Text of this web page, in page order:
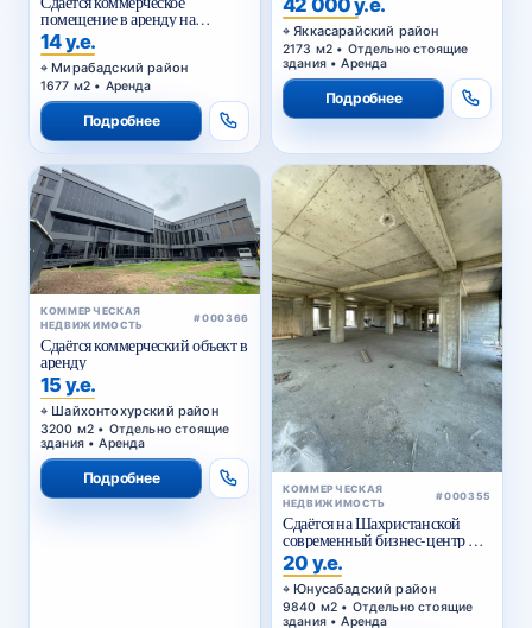
помещение в аренду на
Куйлюке
14 у.е.
Мирабадский район
1677 м2 • Аренда
Подробнее
Яккасарайский район
2173 м2 • Отдельно стоящие
здания • Аренда
Подробнее
КОММЕРЧЕСКАЯ
НЕДВИЖИМОСТЬ
#000366
Сдаётся коммерческий объект в
аренду
15 у.е.
Шайхонтохурский район
3200 м2 • Отдельно стоящие
здания • Аренда
Подробнее
КОММЕРЧЕСКАЯ
НЕДВИЖИМОСТЬ
#000355
Сдаётся на Шахристанской
современный бизнес-центр в
аренду
20 у.е.
Юнусабадский район
9840 м2 • Отдельно стоящие
здания • Аренда